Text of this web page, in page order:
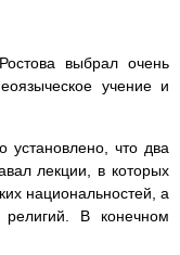
выбрал очень
учение и
установлено, что два
лекции, в которых
национальностей, а
В конечном